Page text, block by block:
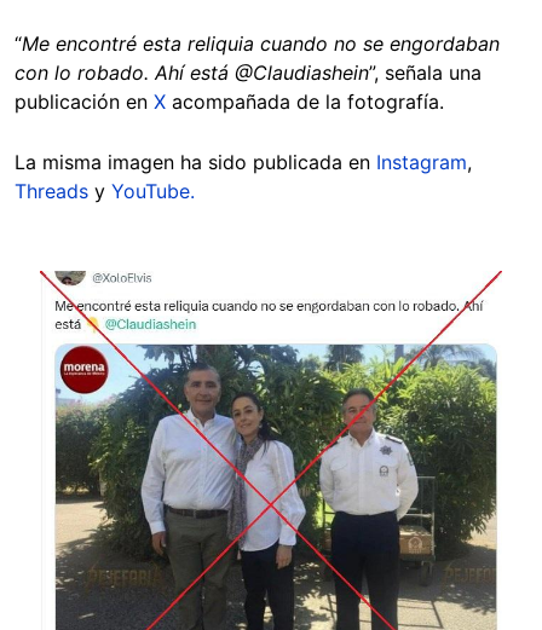
“Me encontré esta reliquia cuando no se engordaban
con lo robado. Ahí está @Claudiashein”, señala una
publicación en X acompañada de la fotografía.
La misma imagen ha sido publicada en Instagram,
Threads y YouTube.
Image